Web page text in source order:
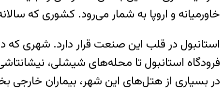
خاورمیانه و اروپا به شمار می‌رود. کشوری که
استانبول در قلب این صنعت قرار دارد. شهری که
فرودگاه استانبول تا محله‌های شیشلی،
در بسیاری از هتل‌های این شهر، بیماران